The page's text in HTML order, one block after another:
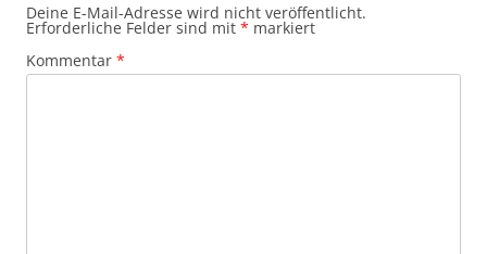
Deine E-Mail-Adresse wird nicht veröffentlicht.
Erforderliche Felder sind mit * markiert
Kommentar *